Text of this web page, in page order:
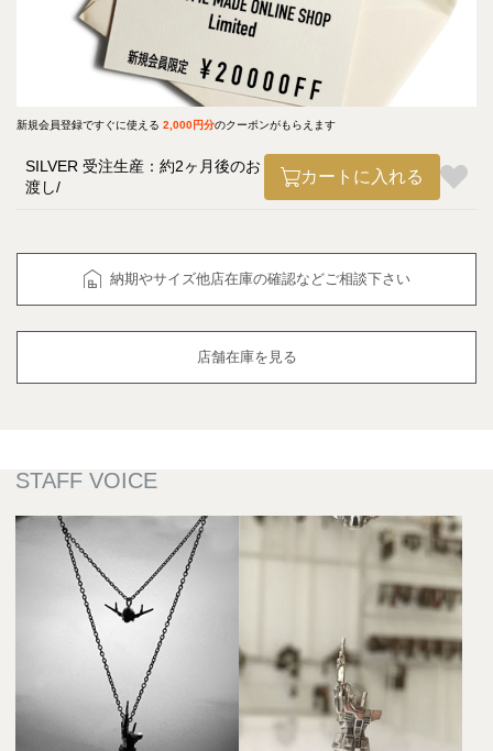
新規会員登録ですぐに使える 2,000円分のクーポンがもらえます
SILVER 受注生産：約2ヶ月後のお
渡し
カートに入れる
納期やサイズ他店在庫の確認などご相談下さい
店舗在庫を見る